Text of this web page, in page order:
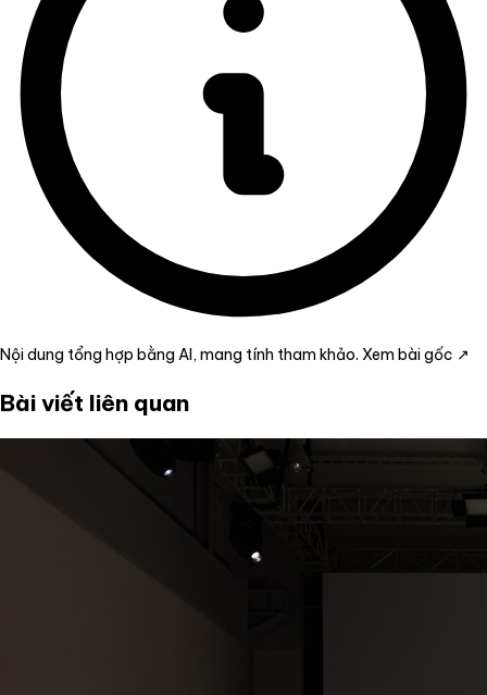
Nội dung tổng hợp bằng AI, mang tính tham khảo. Xem bài gốc ↗
Bài viết liên quan